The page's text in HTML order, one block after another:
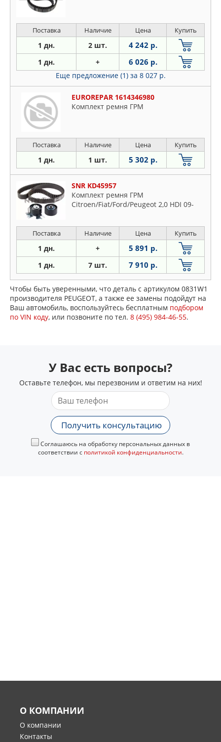
Поставка Наличие Цена Купить
1 дн. 2 шт. 4 242 р.
1 дн. + 6 026 р.
Еще предложение (1) за 8 027 р.
EUROREPAR 1614346980
Комплект ремня ГРМ
Поставка Наличие Цена Купить
1 дн. 1 шт. 5 302 р.
SNR KD45957
Комплект ремня ГРМ
Citroen/Fiat/Ford/Peugeot 2,0 HDI 09-
Поставка Наличие Цена Купить
1 дн. + 5 891 р.
1 дн. 7 шт. 7 910 р.
Чтобы быть уверенными, что деталь с артикулом 0831W1
производителя PEUGEOT, а также ее замены подойдут на
Ваш автомобиль, воспользуйтесь бесплатным подбором
по VIN коду, или позвоните по тел. 8 (495) 984-46-55.
У Вас есть вопросы?
Оставьте телефон, мы перезвоним и ответим на них!
Получить консультацию
Соглашаюсь на обработку персональных данных в
соответствии с политикой конфиденциальности.
О КОМПАНИИ
О компании
Контакты